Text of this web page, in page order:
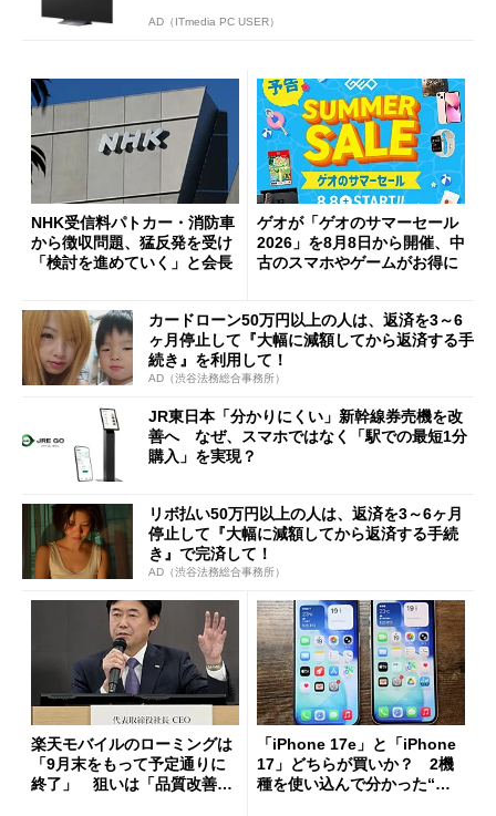
AD（ITmedia PC USER）
NHK受信料パトカー・消防車
から徴収問題、猛反発を受け
「検討を進めていく」と会長
ゲオが「ゲオのサマーセール
2026」を8月8日から開催、中
古のスマホやゲームがお得に
カードローン50万円以上の人は、返済を3～6
ヶ月停止して『大幅に減額してから返済する手
続き』を利用して！
AD（渋谷法務総合事務所）
JR東日本「分かりにくい」新幹線券売機を改
善へ なぜ、スマホではなく「駅での最短1分
購入」を実現？
リボ払い50万円以上の人は、返済を3～6ヶ月
停止して『大幅に減額してから返済する手続
き』で完済して！
AD（渋谷法務総合事務所）
楽天モバイルのローミングは
「9月末をもって予定通りに
終了」 狙いは「品質改善」
「iPhone 17e」と「iPhone
17」どちらが買いか？ 2機
種を使い込んで分かった“ス